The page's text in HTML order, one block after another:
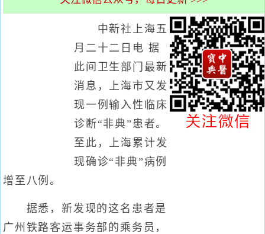
中新社上海五
月二十二日电 据
此间卫生部门最新
消息，上海市又发
现一例输入性临床
诊断“非典”患者。
至此，上海累计发
现确诊“非典”病例
增至八例。
据悉，新发现的这名患者是
广州铁路客运事务部的乘务员，